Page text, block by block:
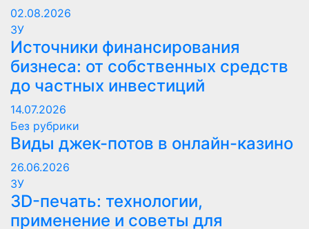
02.08.2026
ЗУ
Источники финансирования
бизнеса: от собственных средств
до частных инвестиций
14.07.2026
Без рубрики
Виды джек-потов в онлайн-казино
26.06.2026
ЗУ
3D-печать: технологии,
применение и советы для